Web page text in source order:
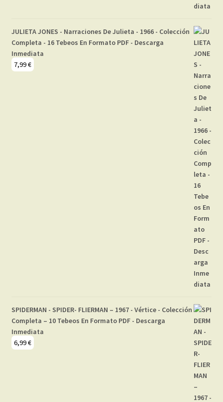
JULIETA JONES - Narraciones De Julieta - 1966 - Colección
Completa - 16 Tebeos En Formato PDF - Descarga
Inmediata
7,99€
SPIDERMAN - SPIDER- FLIERMAN – 1967 - Vértice - Colección
Completa – 10 Tebeos En Formato PDF - Descarga
Inmediata
6,99€